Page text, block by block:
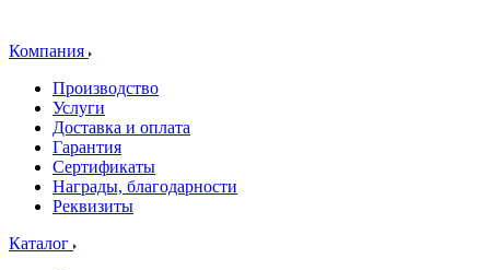
Компания
Производство
Услуги
Доставка и оплата
Гарантия
Сертификаты
Награды, благодарности
Реквизиты
Каталог